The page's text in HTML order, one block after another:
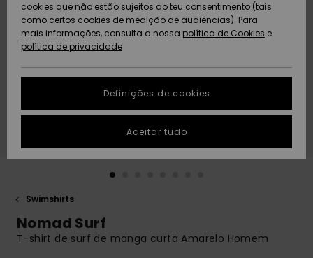
Artigos
recém-
chegados
Coleções
Artigos
recém-
chegados
Highlights
Community
AJUDA
Protecção de
dados
Guia de
tamanhos
conversa para
obteres a
resposta mais
Encontra
SUSTAINABILITY
PRESENTE
DESEJO
Swimshirts
Nomad Surf
T-shirt de surf de manga curta Amarelo Homem
cookies que não estão sujeitos ao teu consentimento (tais
como certos cookies de medição de audiências). Para
mais informações, consulta a nossa política de Cookies e
política de privacidade
Definições de cookies
Aceitar tudo